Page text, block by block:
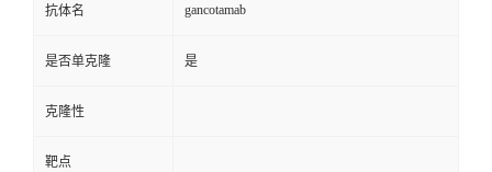
抗体名 gancotamab
是否单克隆 是
克隆性
靶点